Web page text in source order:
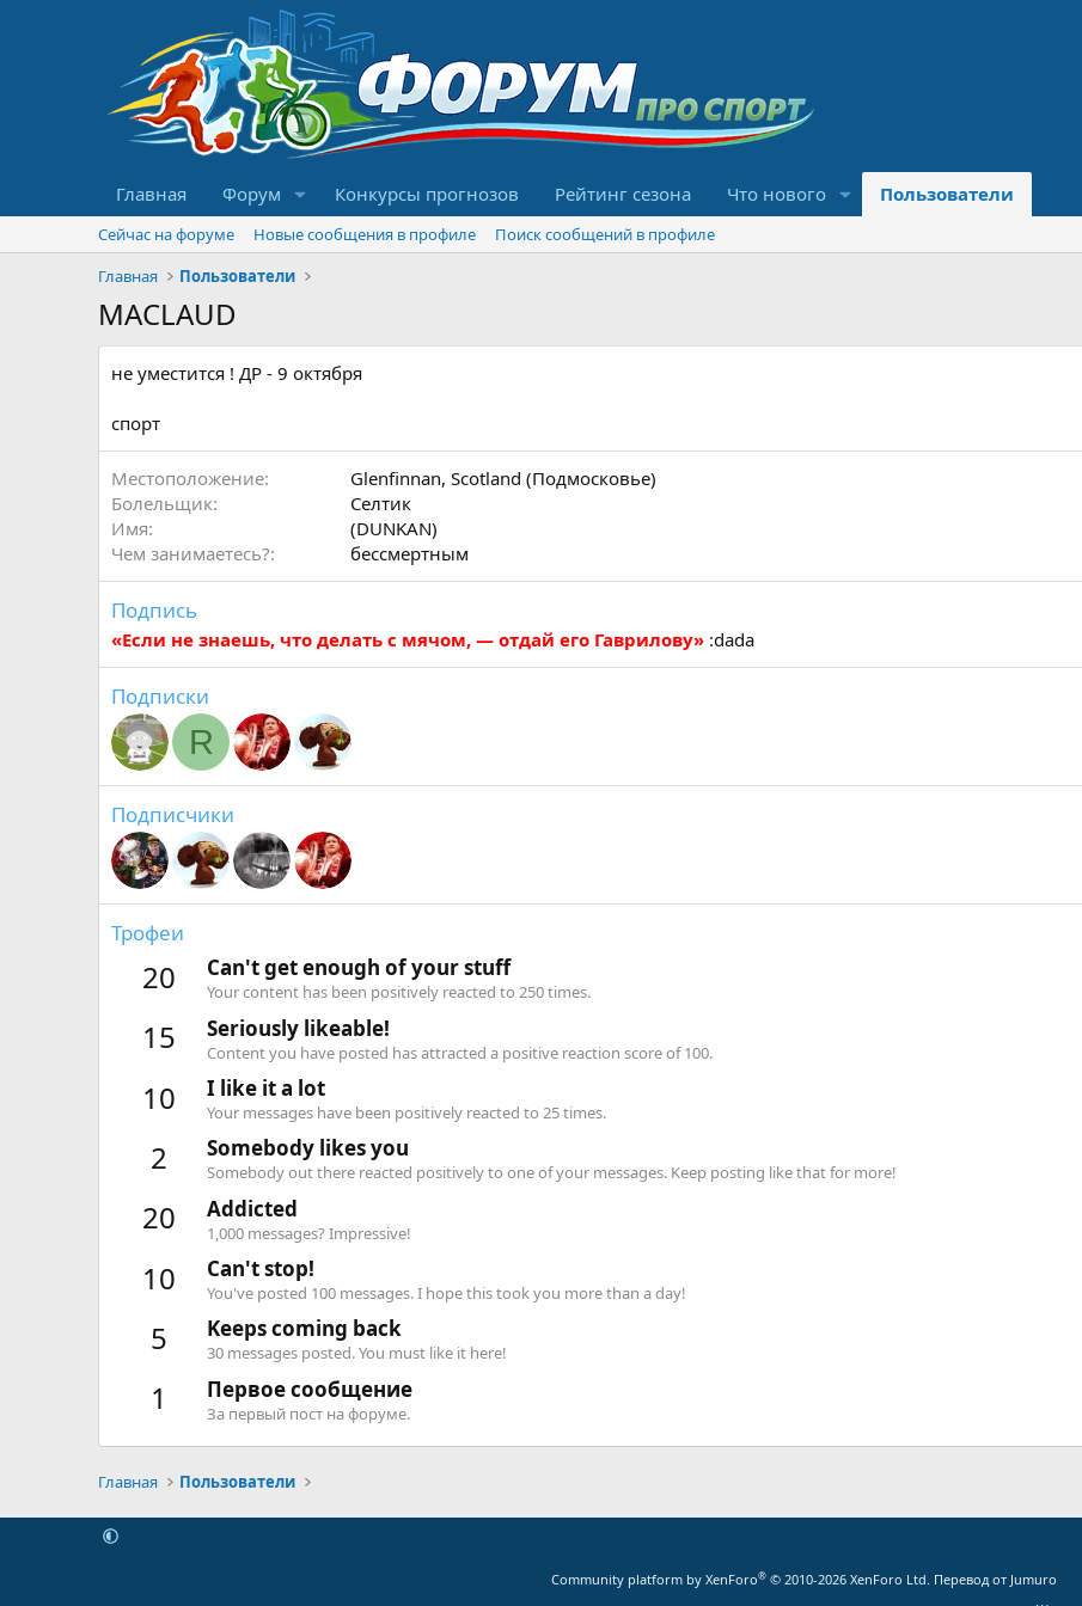
Главная Форум Конкурсы прогнозов Рейтинг сезона Что нового Пользователи
Сейчас на форуме Новые сообщения в профиле
Поиск сообщений в профиле
Главная
Пользователи
MACLAUD
не уместится ! ДР - 9 октября
спорт
Местоположение
Glenfinnan, Scotland (Подмосковье)
Болельщик
Селтик
Имя
(DUNKAN)
Чем занимаетесь?
бессмертным
Подпись
«Если не знаешь, что делать с мячом, — отдай его Гаврилову» :dada
Подписки
R
Подписчики
Трофеи
20 Can't get enough of your stuff
Your content has been positively reacted to 250 times.
15 Seriously likeable!
Content you have posted has attracted a positive reaction score of 100.
10 I like it a lot
Your messages have been positively reacted to 25 times.
2 Somebody likes you
Somebody out there reacted positively to one of your messages. Keep posting like that for more!
20 Addicted
1,000 messages? Impressive!
10 Can't stop!
You've posted 100 messages. I hope this took you more than a day!
5 Keeps coming back
30 messages posted. You must like it here!
1 Первое сообщение
За первый пост на форуме.
Главная Пользователи
Community platform by XenForo® © 2010-2026 XenForo Ltd. Перевод от Jumuro